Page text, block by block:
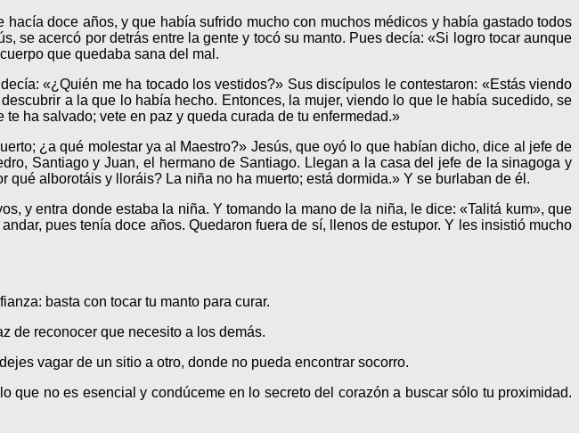
doce años, y que había sufrido mucho con muchos médicos y había gastado todos
se acercó por detrás entre la gente y tocó su manto. Pues decía: «Si logro tocar aunque
que quedaba sana del mal.
«¿Quién me ha tocado los vestidos?» Sus discípulos le contestaron: «Estás viendo
a la que lo había hecho. Entonces, la mujer, viendo lo que le había sucedido, se
ha salvado; vete en paz y queda curada de tu enfermedad.»
¿a qué molestar ya al Maestro?» Jesús, que oyó lo que habían dicho, dice al jefe de
Santiago y Juan, el hermano de Santiago. Llegan a la casa del jefe de la sinagoga y
alborotáis y lloráis? La niña no ha muerto; está dormida.» Y se burlaban de él.
y entra donde estaba la niña. Y tomando la mano de la niña, le dice: «Talitá kum», que
pues tenía doce años. Quedaron fuera de sí, llenos de estupor. Y les insistió mucho
bas­ta con tocar tu manto para curar.
de reco­nocer que necesito a los demás.
vagar de un sitio a otro, donde no pueda encontrar socorro.
no es esencial y condúceme en lo secreto del corazón a bus­car sólo tu proximidad.